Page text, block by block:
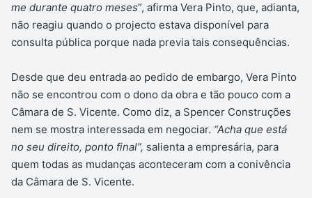
me durante quatro meses”, afirma Vera Pinto, que, adianta,
não reagiu quando o projecto estava disponível para
consulta pública porque nada previa tais consequências.
Desde que deu entrada ao pedido de embargo, Vera Pinto
não se encontrou com o dono da obra e tão pouco com a
Câmara de S. Vicente. Como diz, a Spencer Construções
nem se mostra interessada em negociar. “Acha que está
no seu direito, ponto final”, salienta a empresária, para
quem todas as mudanças aconteceram com a conivência
da Câmara de S. Vicente.